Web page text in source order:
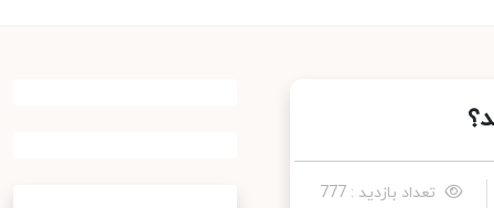
تعداد بازدید : 777